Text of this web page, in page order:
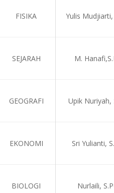
FISIKA Yulis Mudjiarti,
SEJARAH M.
GEOGRAFI Upik Nuriyah,
EKONOMI Sri Yulianti,
BIOLOGI Nurlaili,